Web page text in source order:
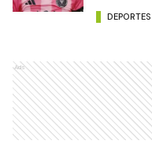
DEPORTES
Ads